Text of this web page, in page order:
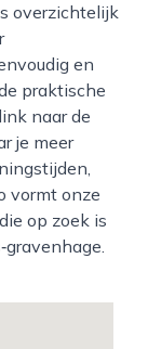
overzichtelijk
en
praktische
naar de
je meer
vormt onze
op zoek is